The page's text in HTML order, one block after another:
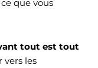
que vous
tout est tout
vers les